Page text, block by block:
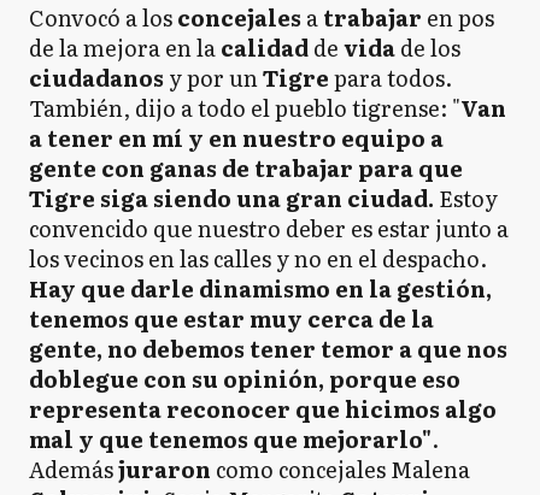
Convocó a losconcejales atrabajar en pos
de la mejora en lacalidaddevidade los
ciudadanos y por unTigrepara todos.
También, dijo a todo el pueblo tigrense: "Van
a tener en mí y en nuestro equipo a
gente con ganas de trabajar para que
Tigre siga siendo una gran ciudad. Estoy
convencido que nuestro deber es estar junto a
los vecinos en las calles y no en el despacho.
Hay que darle dinamismo en la gestión,
tenemos que estar muy cerca de la
gente, no debemos tener temor a que nos
doblegue con su opinión, porque eso
representa reconocer que hicimos algo
mal y que tenemos que mejorarlo".
Ademásjuraron como concejales Malena